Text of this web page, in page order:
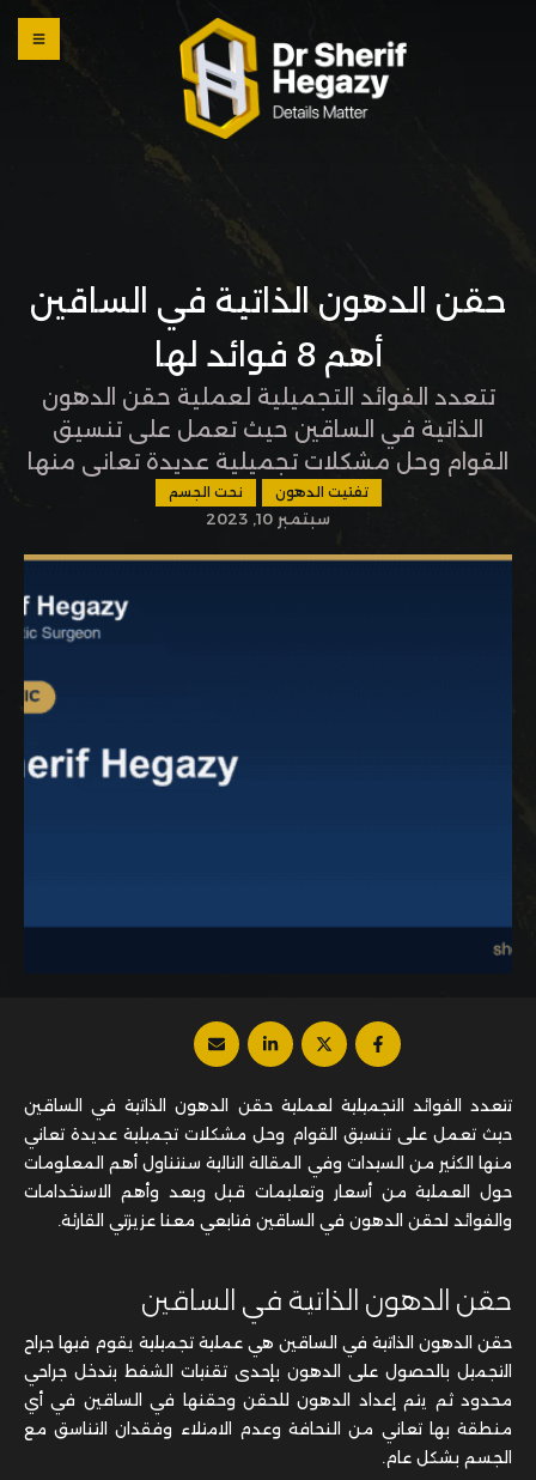
حقن الدهون الذاتية في الساقين
أهم 8 فوائد لها
تتعدد الفوائد التجميلية لعملية حقن الدهون
الذاتية في الساقين حيث تعمل على تنسيق
القوام وحل مشكلات تجميلية عديدة تعاني منها
الكثير من السيدات وفي المقالة التالية سنتناول
أهم المعلومات حول العملية من أسعار
وتعليمات قبل وبعد وأهم الاستخدامات والفوائد
لحقن الدهون في الساقين فتابعي معنا عزيزتي
القارئة. حقن الدهون الذاتية في الساقين حقن
تفتيت الدهون نحت الجسم
سبتمبر 10, 2023
تتعدد الفوائد التجميلية لعملية حقن الدهون الذاتية في الساقين
حيث تعمل على تنسيق القوام وحل مشكلات تجميلية عديدة تعاني
منها الكثير من السيدات وفي المقالة التالية سنتناول أهم المعلومات
حول العملية من أسعار وتعليمات قبل وبعد وأهم الاستخدامات
والفوائد لحقن الدهون في الساقين فتابعي معنا عزيزتي القارئة.
حقن الدهون الذاتية في الساقين
حقن الدهون الذاتية في الساقين هي عملية تجميلية يقوم فيها جراح
التجميل بالحصول على الدهون بإحدى تقنيات الشفط بتدخل جراحي
محدود ثم يتم إعداد الدهون للحقن وحقنها في الساقين في أي
منطقة بها تعاني من النحافة وعدم الامتلاء وفقدان التناسق مع
الجسم بشكل عام.